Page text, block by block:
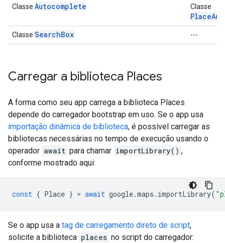
Classe Autocomplete Classe
Classe SearchBox ---
Carregar a biblioteca Places
A forma como seu app carrega a biblioteca Places
depende do carregador bootstrap em uso. Se o app usa
importação dinâmica de biblioteca, é possível carregar as
bibliotecas necessárias no tempo de execução usando o
operador await para chamar importLibrary() ,
conforme mostrado aqui:
const { Place } = await google.maps . importLibrary(
Se o app usa a tag de carregamento direto de script,
solicite a biblioteca places no script do carregador: